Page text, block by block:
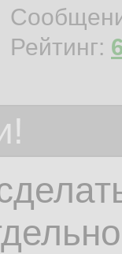
Рейтинг: